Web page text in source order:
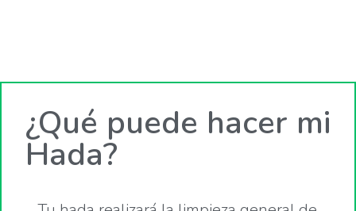
¿Qué puede hacer mi
Hada?